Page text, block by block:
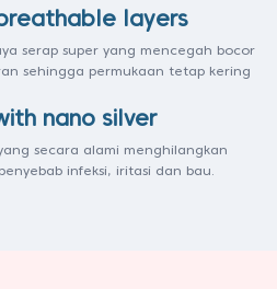
layers
serap super yang mencegah bocor
sehingga permukaan tetap kering
nano silver
secara alami menghilangkan
infeksi, iritasi dan bau.